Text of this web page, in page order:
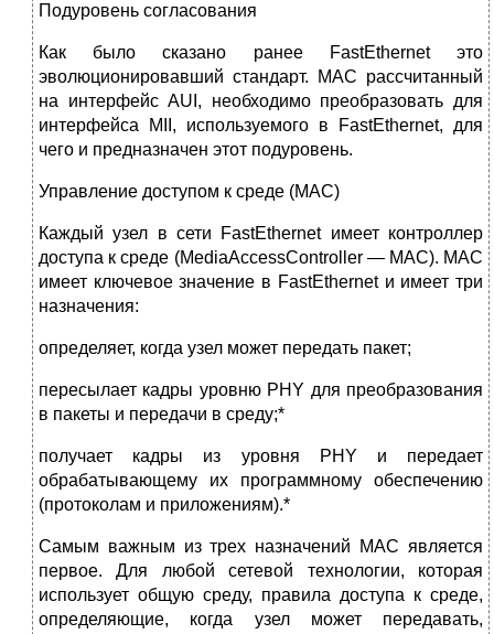
Подуровень согласования
Как было сказано ранее FastEthernet это
эволюционировавший стандарт. MAC рассчитанный
на интерфейс AUI, необходимо преобразовать для
интерфейса MII, используемого в FastEthernet, для
чего и предназначен этот подуровень.
Управление доступом к среде (MAC)
Каждый узел в сети FastEthernet имеет контроллер
доступа к среде (MediaAccessController — MAC). MAC
имеет ключевое значение в FastEthernet и имеет три
назначения:
определяет, когда узел может передать пакет;
пересылает кадры уровню PHY для преобразования
в пакеты и передачи в среду;*
получает кадры из уровня PHY и передает
обрабатывающему их программному обеспечению
(протоколам и приложениям).*
Самым важным из трех назначений MAC является
первое. Для любой сетевой технологии, которая
использует общую среду, правила доступа к среде,
определяющие, когда узел может передавать,